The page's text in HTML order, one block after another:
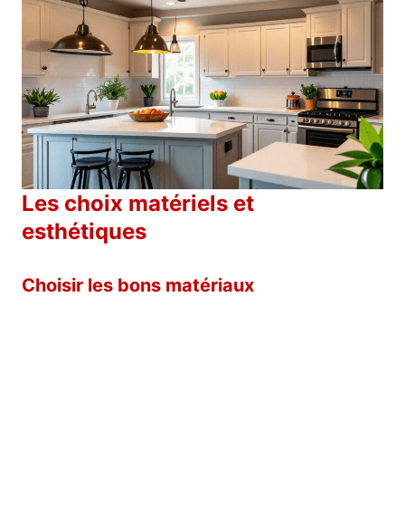
Les choix matériels et
esthétiques
Choisir les bons matériaux